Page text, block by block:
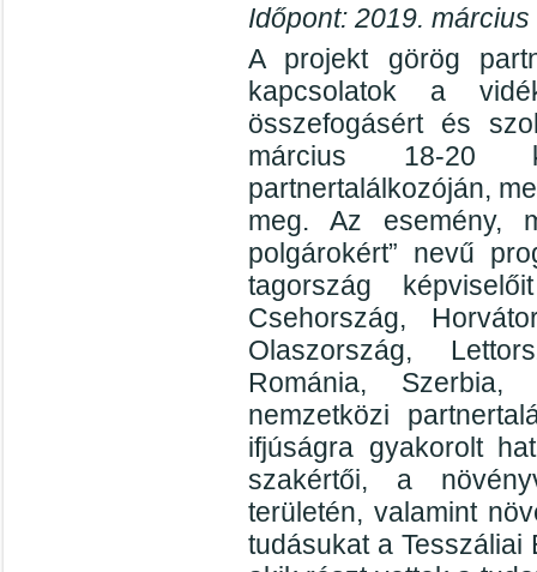
Időpont: 2019.
A projekt görög
kapcsolatok a
összefogásért és
március 18-20
partnertalálkozóján,
meg. Az esemény,
polgárokért” nevű
tagország
Csehország,
Olaszország,
Románia,
nemzetközi
ifjúságra gyakorolt
szakértői, a
területén, valamint
tudásukat a Tesszáliai